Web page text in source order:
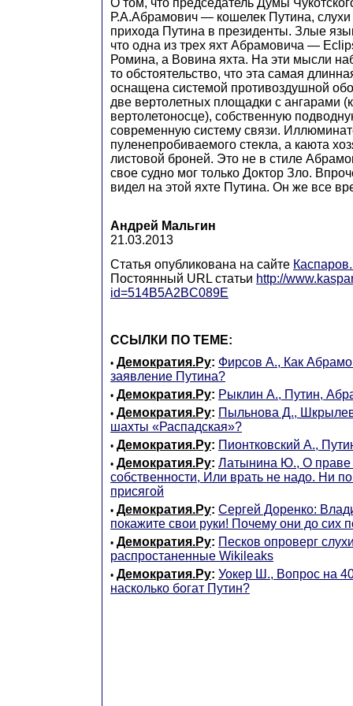
Р.А.Абрамович — кошелек Путина,
прихода Путина в президенты. Злые
что одна из трех яхт Абрамовича —
Ромина, а Вовина яхта. На эти мысли
то обстоятельство, что эта самая
оснащена системой противоздушной
две вертолетных площадки с ангарами
вертолетоносце), собственную
современную систему связи.
пуленепробиваемого стекла, а каюта
листовой броней. Это не в стиле
свое судно мог только Доктор Зло.
видел на этой яхте Путина. Он же все
Андрей Мальгин
21.03.2013
Статья опубликована на сайте
Постоянный URL статьи http://
id=514B5A2BC089E
ССЫЛКИ ПО ТЕМЕ:
• Демократия.Ру: Фирсов А., Как
заявление Путина?
• Демократия.Ру: Рыклин А., Путин,
• Демократия.Ру: Пыльнова Д.,
шахты «Распадская»?
• Демократия.Ру: Пионтковский А.,
• Демократия.Ру: Латынина Ю., О праве
собственности, Или врать не надо. Ни
присягой
• Демократия.Ру: Сергей Доренко:
покажите свои руки! Почему они до сих
• Демократия.Ру: Песков опроверг
распростаненные Wikileaks
• Демократия.Ру: Уокер Ш., Вопрос на
насколько богат Путин?